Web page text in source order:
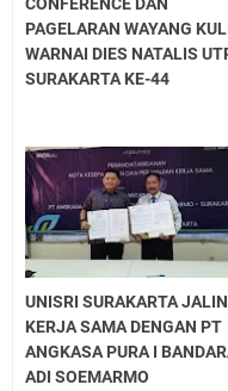
CONFERENCE DAN
PAGELARAN WAYANG
WARNAI DIES NATALIS
SURAKARTA KE-44
UNISRI SURAKARTA JALIN
KERJA SAMA DENGAN PT
ANGKASA PURA I
ADI SOEMARMO